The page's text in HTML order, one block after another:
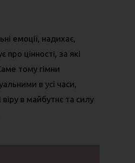
емоції, надихає,
про цінності, за які
тому гімни
в усі часи,
в майбутнє та силу